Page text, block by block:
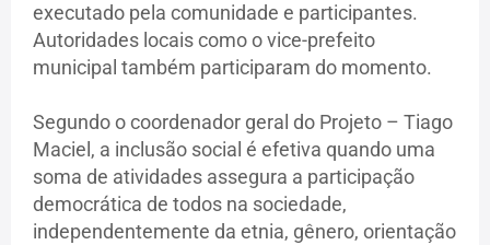
executado pela comunidade e participantes.
Autoridades locais como o vice-prefeito
municipal também participaram do momento.
Segundo o coordenador geral do Projeto – Tiago
Maciel, a inclusão social é efetiva quando uma
soma de atividades assegura a participação
democrática de todos na sociedade,
independentemente da etnia, gênero, orientação